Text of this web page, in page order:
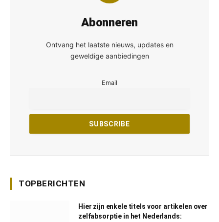
Abonneren
Ontvang het laatste nieuws, updates en
geweldige aanbiedingen
Email
TOPBERICHTEN
Hier zijn enkele titels voor artikelen over
zelfabsorptie in het Nederlands: